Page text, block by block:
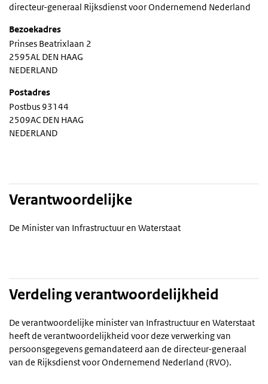
directeur-generaal Rijksdienst voor Ondernemend Nederland
Bezoekadres
Prinses Beatrixlaan 2
2595AL DEN HAAG
NEDERLAND
Postadres
Postbus 93144
2509AC DEN HAAG
NEDERLAND
Verantwoordelijke
De Minister van Infrastructuur en Waterstaat
Verdeling verantwoordelijkheid
De verantwoordelijke minister van Infrastructuur en Waterstaat
heeft de verantwoordelijkheid voor deze verwerking van
persoonsgegevens gemandateerd aan de directeur-generaal
van de Rijksdienst voor Ondernemend Nederland (RVO).